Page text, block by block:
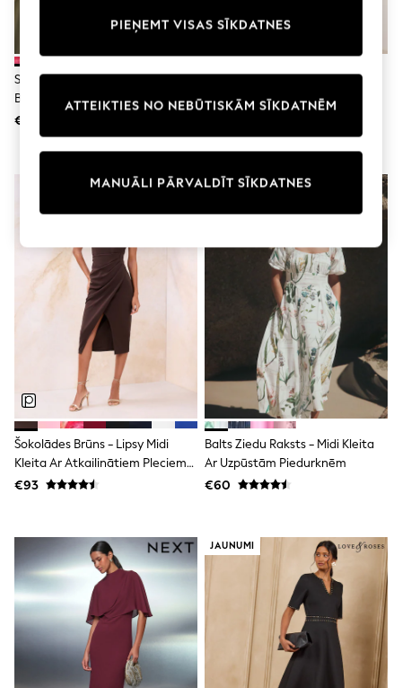
Polo Shirts
Sweatshirts
Coats & Jackets
All Girls Sports & Swimwear
Swimwear
Leggings
Shorts
Joggers
adidas
Nike
Shop All
Shoes
Coats & Jackets
Bags & Accessories
Shirts
Polo Shirts
Shop all
Shoes
Coats & Jackets
Bags
Black
White
Grey
Green
Red
All Branded Schoolwear
adidas
Nike
Hype
Sarkans - Love & Roses Ar
Balonveida Piedurknēm Un V
Veida Kakla Izgriezumu, Brazīlijas
Raksta Midi Kleitu
€87
Baklažānu Violets - Friends Like
These Drapētā Midi Kleita Ar
Šokolādes Brūns - Lipsy Midi
Kleita Ar Atkailinātiem Pleciem
Un Ielocēm
€93
Balts Ziedu Raksts - Midi Kleita
Ar Uzpūstām Piedurknēm
€60
JAUNUMI
PIEŅEMT VISAS SĪKDATNES
MANUĀLI PĀRVALDĪT SĪKDATNES
ATTEIKTIES NO NEBŪTISKĀM SĪKDATNĒM